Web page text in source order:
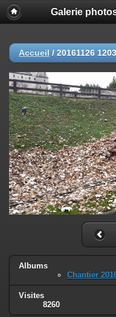
Galerie
Accueil / 20161126
Albums
Chantier
Visites
8260